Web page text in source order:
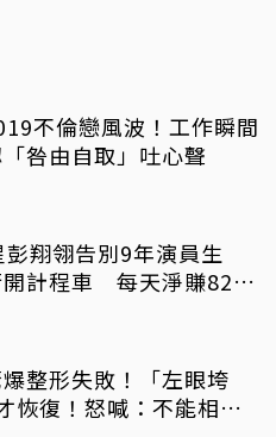
不倫戀風波！工作瞬間
咎由自取」吐心聲
翔翎告別9年演員生
開計程車 每天淨賺8200
整形失敗！「左眼垮
恢復！怒喊：不能相信